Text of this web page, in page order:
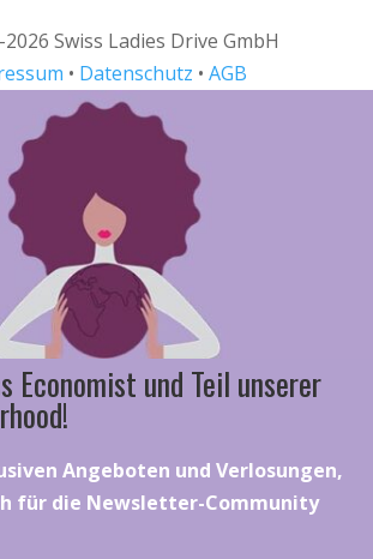
Swiss Ladies Drive GmbH
• Datenschutz • AGB
Economist und Teil unserer
Angeboten und Verlosungen,
für die Newsletter-Community